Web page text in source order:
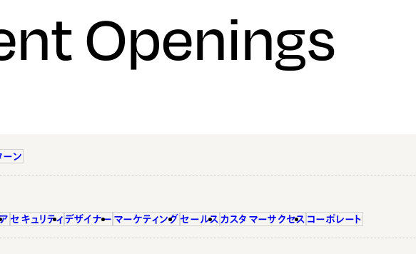
Openings
ーン
セキュリティ デザイナー マーケティング セールス カスタマーサクセス コーポレート